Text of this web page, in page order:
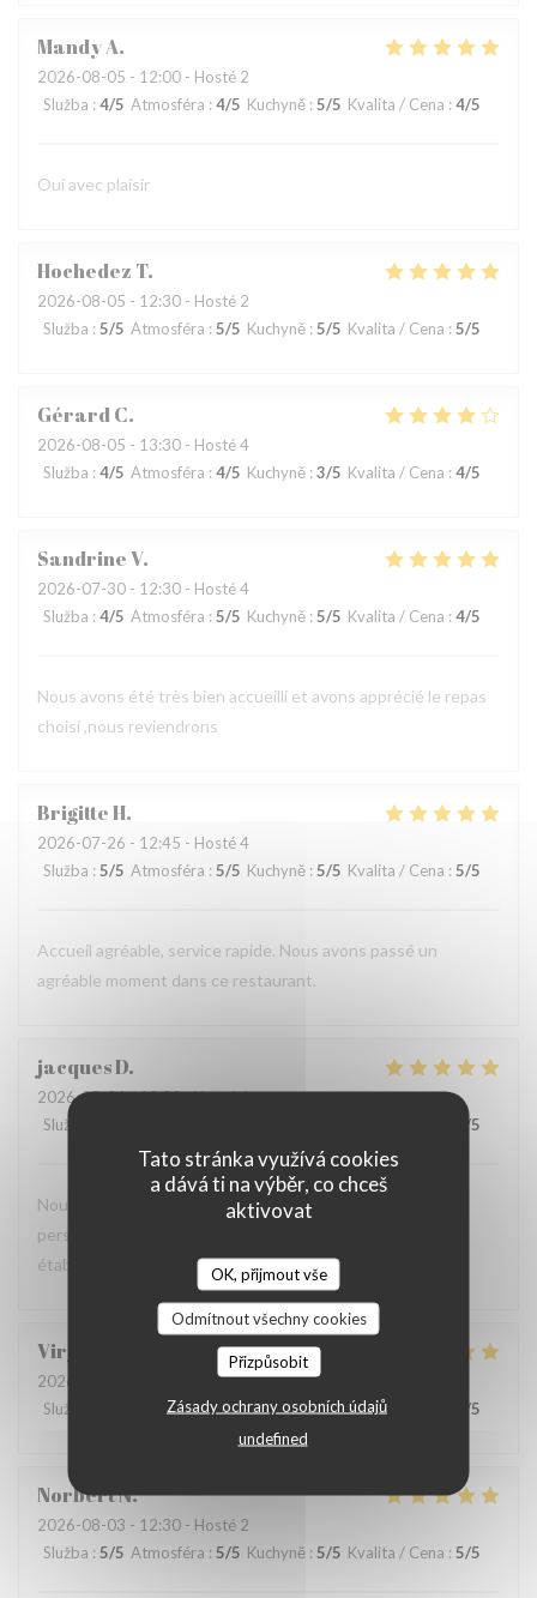
Tato stránka využívá cookies
a dává ti na výběr, co chceš
aktivovat
OK, přijmout vše
Odmítnout všechny cookies
Přizpůsobit
Zásady ochrany osobních údajů
undefined
MandyA
2026-08-05 - 12:00 - Hosté 2
Služba : 4/5 Atmosféra : 4/5 Kuchyně : 5/5 Kvalita / Cena : 4/5
Oui avec plaisir
Hochedez T
2026-08-05 - 12:30 - Hosté 2
Služba : 5/5 Atmosféra : 5/5 Kuchyně : 5/5 Kvalita / Cena : 5/5
GérardC
2026-08-05 - 13:30 - Hosté 4
Služba : 4/5 Atmosféra : 4/5 Kuchyně : 3/5 Kvalita / Cena : 4/5
SandrineV
2026-07-30 - 12:30 - Hosté 4
Služba : 4/5 Atmosféra : 5/5 Kuchyně : 5/5 Kvalita / Cena : 4/5
Nous avons été très bien accueilli et avons apprécié le repas
choisi ,nous reviendrons
BrigitteH
2026-07-26 - 12:45 - Hosté 4
Služba : 5/5 Atmosféra : 5/5 Kuchyně : 5/5 Kvalita / Cena :5/5
Accueil agréable, service rapide. Nous avons passé un
agréable moment dans ce restaurant.
jacquesD
2026-08-04- 12:30 - Hosté 4
Služba
/5
Nous avons tous apprécié notre repas et l'amabilité du
personnel. Nous reviendrons avec plaisir dans cet
établissement.
Virginie
2026-07-31
- 12:30 - Hosté 2
Služba
Atmosféra:5/5 Kuchyně:5/5 Kvalita / Cena /5
NorbertN
2026-08-03 - 12:30 - Hosté 2
Služba : 5/5 Atmosféra : 5/5 Kuchyně : 5/5 Kvalita / Cena : 5/5